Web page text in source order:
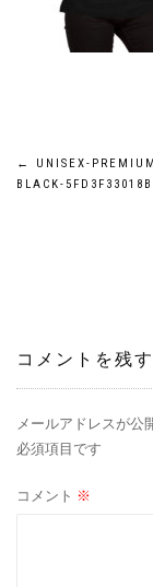
投
ゲ
ー
シ
ョ
←
UNISEX-
BLACK-
コメントを残す
メールアドレスが公
必須項目です
コメント ※